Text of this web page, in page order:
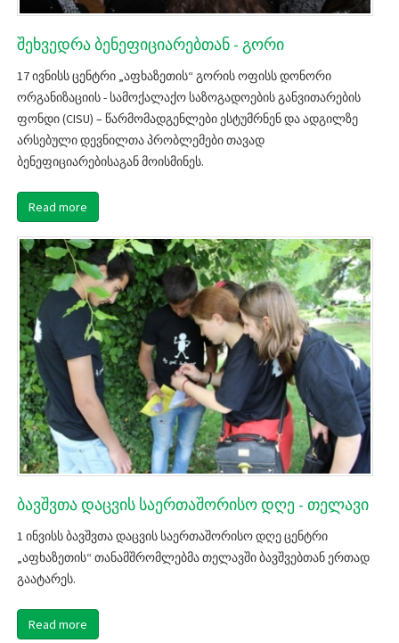
შეხვედრა ბენეფიციარებთან - გორი
17 ივნისს ცენტრი „აფხაზეთის“ გორის ოფისს დონორი
ორგანიზაციის - სამოქალაქო საზოგადოების განვითარების
ფონდი (CISU) – წარმომადგენლები ესტუმრნენ და ადგილზე
არსებული დევნილთა პრობლემები თავად
ბენეფიციარებისაგან მოისმინეს.
Read more
ბავშვთა დაცვის საერთაშორისო დღე - თელავი
1 ინვისს ბავშვთა დაცვის საერთაშორისო დღე ცენტრი
„აფხაზეთის“ თანამშრომლებმა თელავში ბავშვებთან ერთად
გაატარეს.
Read more